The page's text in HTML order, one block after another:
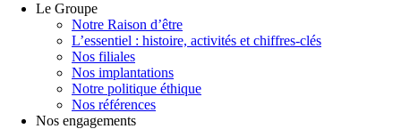
Le Groupe
Notre Raison d’être
L’essentiel : histoire, activités et chiffres-clés
Nos filiales
Nos implantations
Notre politique éthique
Nos références
Nos engagements